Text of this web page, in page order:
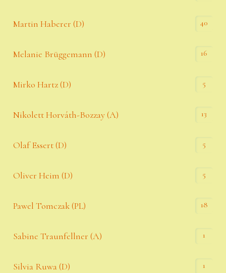
Martin Haberer (D) 40
Melanie Brüggemann (D) 16
Mirko Hartz (D) 5
Nikolett Horváth-Bozzay (A) 13
Olaf Essert (D) 5
Oliver Heim (D) 5
Pawel Tomczak (PL) 18
Sabine Traunfellner (A) 1
Silvia Ruwa (D) 1